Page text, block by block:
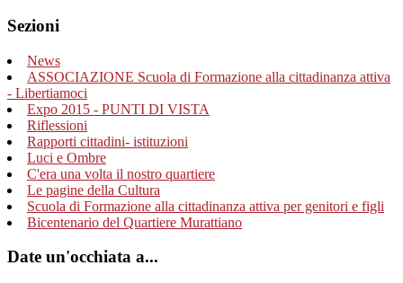
Sezioni
News
ASSOCIAZIONE Scuola di Formazione alla cittadinanza attiva
- Libertiamoci
Expo 2015 - PUNTI DI VISTA
Riflessioni
Rapporti cittadini- istituzioni
Luci e Ombre
C'era una volta il nostro quartiere
Le pagine della Cultura
Scuola di Formazione alla cittadinanza attiva per genitori e figli
Bicentenario del Quartiere Murattiano
Date un'occhiata a...